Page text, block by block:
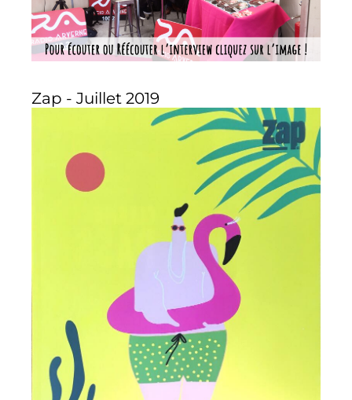
Zap - Juillet 2019